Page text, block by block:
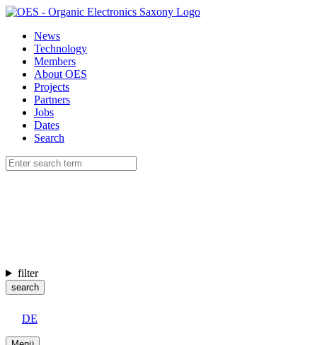
News
Technology
Members
About OES
Projects
Partners
Jobs
Dates
Search
filter
search
DE